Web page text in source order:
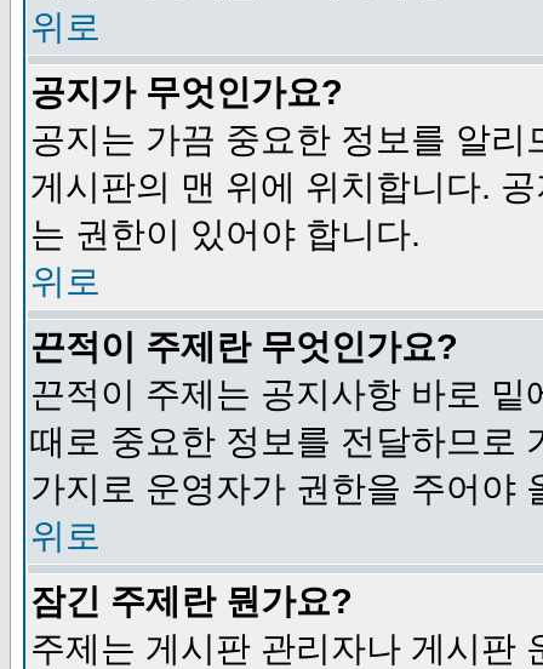
위로
공지가 무엇인가요?
공지는 가끔 중요한 정보를 알
게시판의 맨 위에 위치합니다.
는 권한이 있어야 합니다.
위로
끈적이 주제란 무엇인가요?
끈적이 주제는 공지사항 바로
때로 중요한 정보를 전달하므로
가지로 운영자가 권한을 주어야
위로
잠긴 주제란 뭔가요?
주제는 게시판 관리자나 게시판